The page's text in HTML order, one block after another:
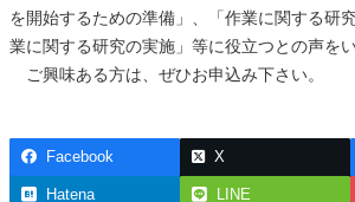
を開始するための準備」、「作業に関する研
業に関する研究の実施」等に役立つとの声を
ご興味ある方は、ぜひお申込み下さい。
Facebook X
Hatena LINE